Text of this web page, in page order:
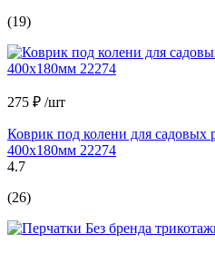
(19)
275 ₽ /шт
Коврик под колени для садовых
400х180мм 22274
4.7
(26)